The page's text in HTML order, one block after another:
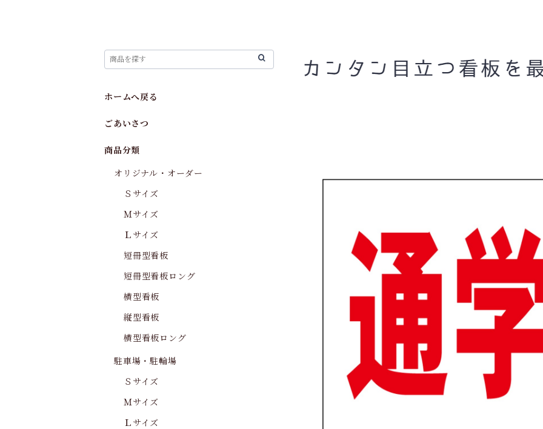
ホームへ戻る
ごあいさつ
商品分類
オリジナル・オーダー
Ｓサイズ
Ｍサイズ
Ｌサイズ
短冊型看板
短冊型看板ロング
横型看板
縦型看板
横型看板ロング
駐車場・駐輪場
Ｓサイズ
Ｍサイズ
Ｌサイズ